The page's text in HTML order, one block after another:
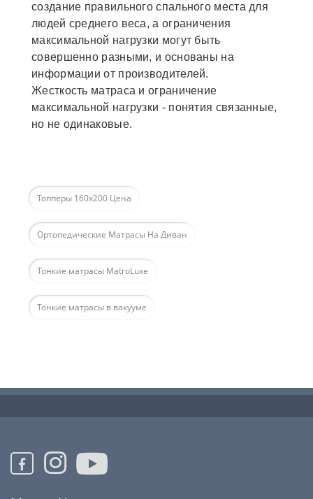
создание правильного спального места для
людей среднего веса, а ограничения
максимальной нагрузки могут быть
совершенно разными, и основаны на
информации от производителей.
Жесткость матраса и ограничение
максимальной нагрузки - понятия связанные,
но не одинаковые.
Топперы 160х200 Цена
Ортопедические Матрасы На Диван
Тонкие матрасы MatroLuxe
Тонкие матрасы в вакууме